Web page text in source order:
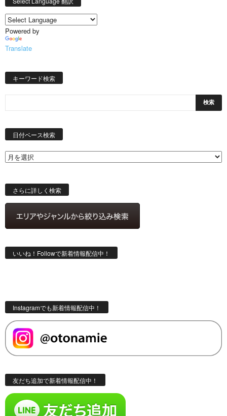
Powered by
Translate
キーワード検索
日付ベース検索
索
さらに詳しく検索
いいね！Followで新着情報配信中！
Instagramでも新着情報配信中！
友だち追加で新着情報配信中！